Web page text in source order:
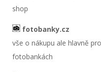
shop
fotobanky.cz
vše o nákupu ale hlavně
fotobankách